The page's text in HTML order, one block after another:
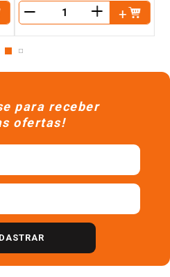
＋
para receber
ofertas!